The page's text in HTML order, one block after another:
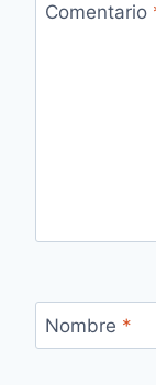
Comentario
Nombre *